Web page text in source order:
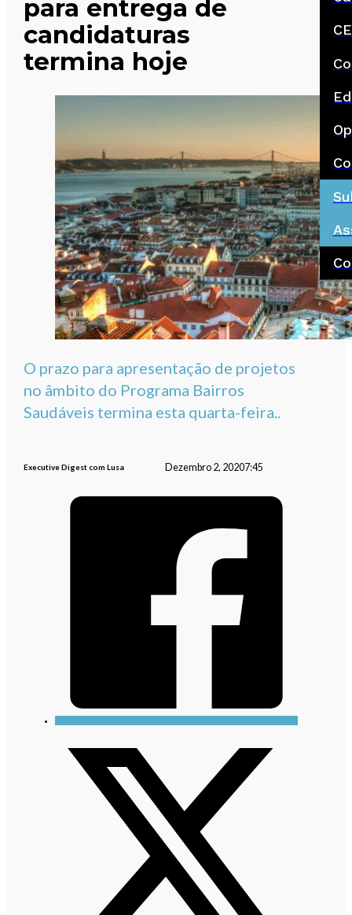
para entrega de
candidaturas
termina hoje
O prazo para apresentação de projetos
no âmbito do Programa Bairros
Saudáveis termina esta quarta-feira..
Executive Digest com Lusa Dezembro 2, 20207:45